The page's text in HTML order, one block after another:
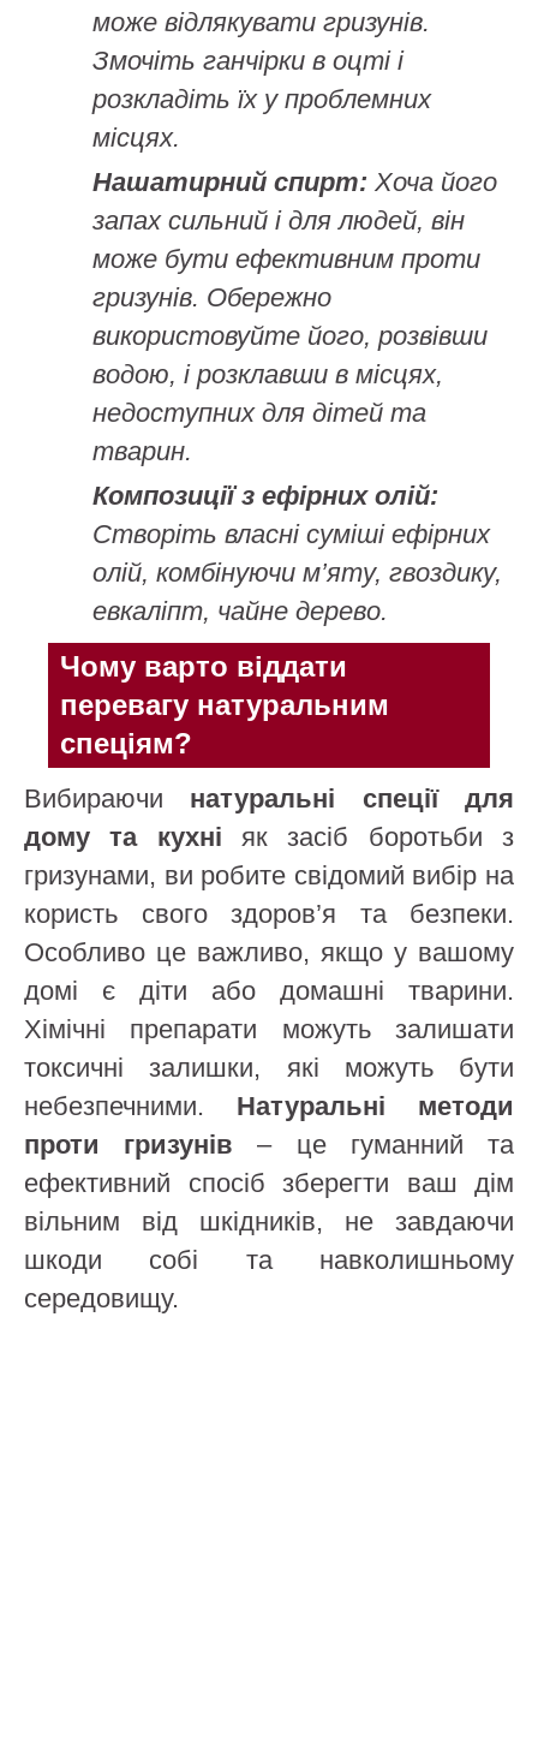
може відлякувати гризунів.
Змочіть ганчірки в оцті і
розкладіть їх у проблемних
місцях.
Нашатирний спирт: Хоча його
запах сильний і для людей, він
може бути ефективним проти
гризунів. Обережно
використовуйте його, розвівши
водою, і розклавши в місцях,
недоступних для дітей та
тварин.
Композиції з ефірних олій:
Створіть власні суміші ефірних
олій, комбінуючи м’яту, гвоздику,
евкаліпт, чайне дерево.
Чому варто віддати
перевагу натуральним
спеціям?
Вибираючи натуральні спеції для
дому та кухні як засіб боротьби з
гризунами, ви робите свідомий вибір на
користь свого здоров’я та безпеки.
Особливо це важливо, якщо у вашому
домі є діти або домашні тварини.
Хімічні препарати можуть залишати
токсичні залишки, які можуть бути
небезпечними. Натуральні методи
проти гризунів – це гуманний та
ефективний спосіб зберегти ваш дім
вільним від шкідників, не завдаючи
шкоди собі та навколишньому
середовищу.